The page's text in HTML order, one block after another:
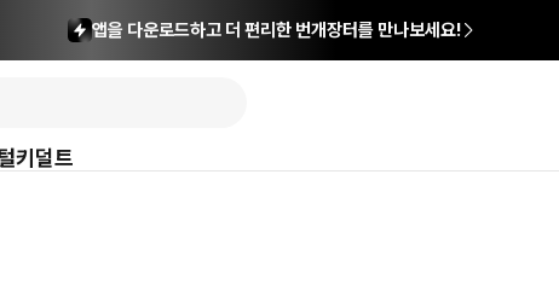
앱을 다운로드하고 더 편리한 번개장터를 만나보세요!
키덜트